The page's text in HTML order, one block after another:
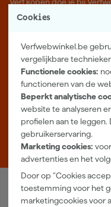
Cookies
Verfwebwinkel.be
vergelijkbare
Functionele cookies:
functioneren van de
Beperkt analytische
website te analyseren
profielen aan te
gebruikerservaring.
Marketing cookies:
advertenties en het
Door op "Cookies
toestemming voor het
marketingcookies voor
België. Voordelige verf
Meer over ons
Showroom in
Openingstijden
Maandag t/m vrijdag
Zaterdag 08:00 -
Zevenheuvelenweg 25
5048 AN Tilburg
Verfwebwinkel